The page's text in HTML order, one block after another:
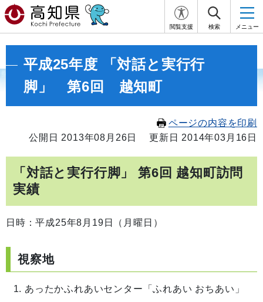
閲覧支援 検索 メニュー
平成25年度 「対話と実行行
脚」 第6回 越知町
ページの内容を印刷
公開日 2013年08月26日
更新日 2014年03月16日
「対話と実行行脚」 第6回 越知町訪問
実績
日時：平成25年8月19日（月曜日）
視察地
あったかふれあいセンター「ふれあい おちあい」